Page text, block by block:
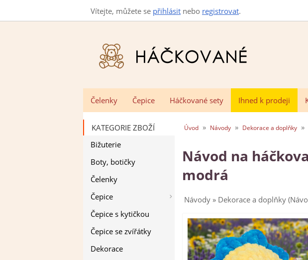
Vítejte, můžete se přihlásit nebo registrovat.
Čelenky
Čepice Háčkované sety Ihned k prodeji
KATEGORIE ZBOŽÍ
Bižuterie
Boty, botičky
Čelenky
Čepice
Čepice s kytičkou
Čepice se zvířátky
Dekorace
Úvod » Návody » Dekorace a doplňky »
Návod na
modrá
Návody » Dekorace a doplňky